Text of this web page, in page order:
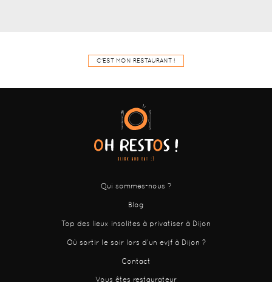
C'EST MON RESTAURANT !
Qui sommes-nous ?
Blog
Top des lieux insolites à privatiser à Dijon
Où sortir le soir lors d’un evjf à Dijon ?
Contact
Vous êtes restaurateur